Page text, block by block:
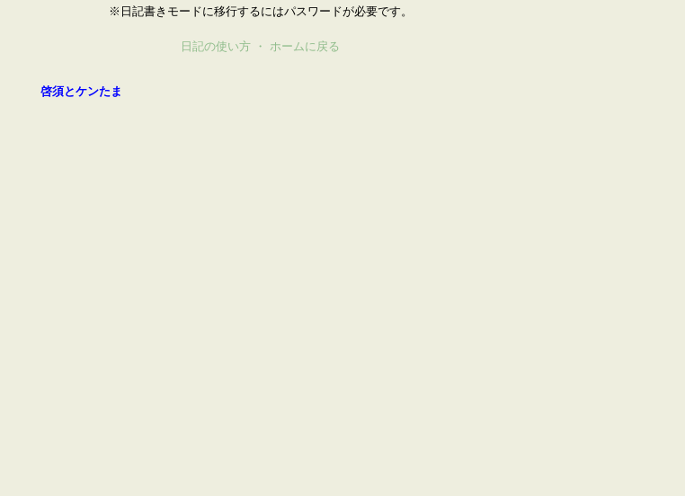
※日記書きモードに移行するにはパスワードが必要です。
日記の使い方 ・ ホームに戻る
啓須とケンたま